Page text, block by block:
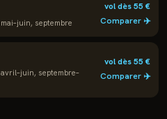
mai–juin, septembre
vol dès55 €
Comparer ✈️
avril–juin, septembre–
vol dès55 €
Comparer ✈️